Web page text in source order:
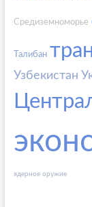
Средиземноморье
Талибан
Узбекистан
ядерное оружие